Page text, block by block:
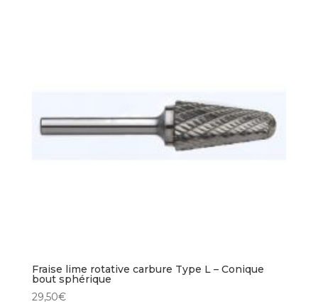
Fraise lime rotative carbure Type L – Conique
bout sphérique
29,50€